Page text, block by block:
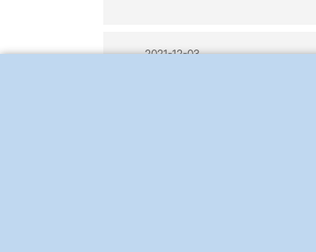
2021-12-03